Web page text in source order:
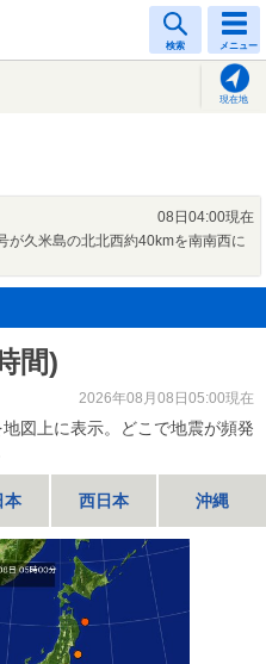
検索 メニュー
現在地
08日04:00現在
が久米島の北北西約40kmを南南西に
間)
2026年08月08日05:00現在
図上に表示。どこで地震が頻発
本 西日本 沖縄